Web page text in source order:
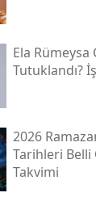
Ela Rümeysa
Tutuklandı?
2026
Tarihleri
Takvimi